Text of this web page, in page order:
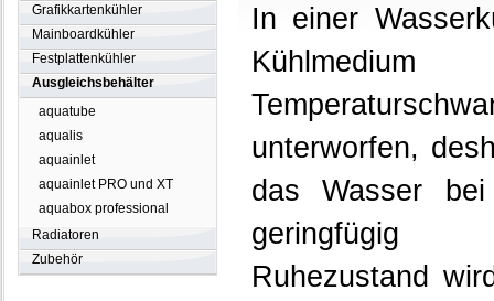
Grafikkartenkühler
Mainboardkühler
Festplattenkühler
Ausgleichsbehälter
aquatube
aqualis
aquainlet
aquainlet PRO und XT
aquabox professional
Radiatoren
Zubehör
In einer
unterworfen,
das Wasser bei
Ruhezustand